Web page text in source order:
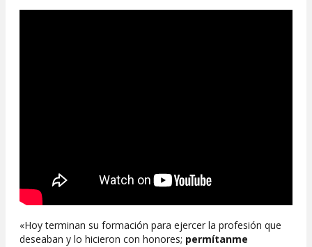
«Hoy terminan su formación para ejercer la profesión que
deseaban y lo hicieron con honores; permítanme